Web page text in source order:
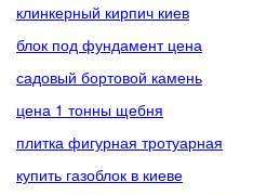
клинкерный кирпич киев
блок под фундамент цена
садовый бортовой камень
цена 1 тонны щебня
плитка фигурная тротуарная
купить газоблок в киеве